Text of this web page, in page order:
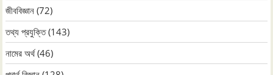
জীববিজ্ঞান (72)
তথ্য প্রযুক্তি(143)
নামের অর্থ(46)